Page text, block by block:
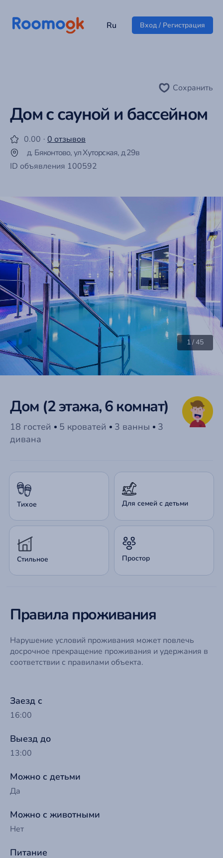
Ru Вход / Регистрация
Дом с сауной и бассейном
0.00 · 0 отзывов
д. Бяконтово, ул Хуторская, д 29в
ID объявления 100592
Сохранить
1/ 45
Дом (2 этажа, 6 комнат)
18 гостей 5 кроватей 3 ванны
3
дивана
Тихое Для семей с детьми
Стильное Простор
Правила проживания
Нарушение условий проживания может повлечь
досрочное прекращение проживания и удержания в
соответствии с правилами объекта.
Заезд с
16:00
Выезд до
13:00
Можно с детьми
Да
Можно с животными
Нет
Питание